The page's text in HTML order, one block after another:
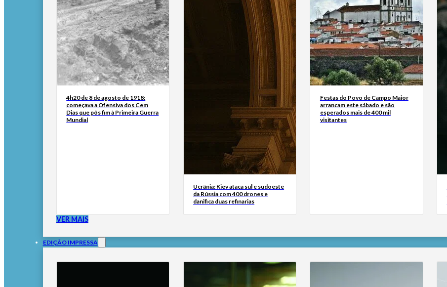
4h20 de 8 de agosto de 1918:
começava a Ofensiva dos Cem
Dias que pôs fim à Primeira Guerra
Mundial
Ucrânia: Kiev ataca sul e sudoeste
da Rússia com 400 drones e
danifica duas refinarias
Festas do Povo de Campo Maior
arrancam este sábado e são
esperados mais de 400 mil
visitantes
VER MAIS
EDIÇÃO IMPRESSA